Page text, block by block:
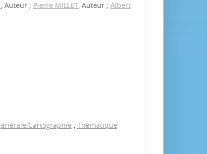
, Auteur ; Pierre MILLET, Auteur ; Albert
, Thématique